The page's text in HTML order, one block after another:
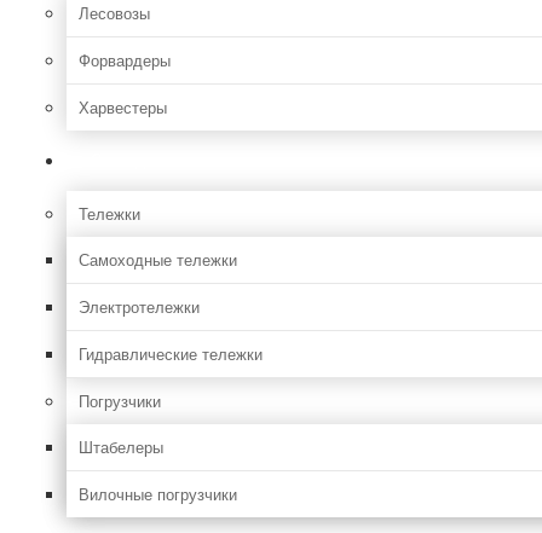
Лесовозы
Форвардеры
Харвестеры
Тележки
Самоходные тележки
Электротележки
Гидравлические тележки
Погрузчики
Штабелеры
Вилочные погрузчики